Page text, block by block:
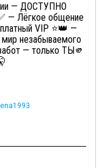
— ДОСТУПНО
Лёгкое общение
VIP ⭐️👑 —
незабываемого
— только ТЫ🫵